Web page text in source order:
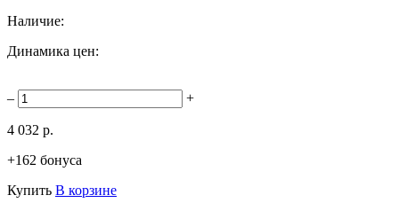
Наличие:
Динамика цен:
– +
4 032 р.
+162 бонуса
Купить В корзине